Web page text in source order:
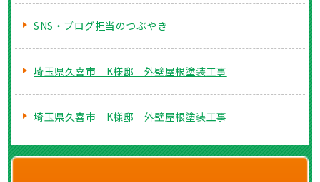
SNS・ブログ担当のつぶやき
埼玉県久喜市 K様邸 外壁屋根塗装工事
埼玉県久喜市 K様邸 外壁屋根塗装工事